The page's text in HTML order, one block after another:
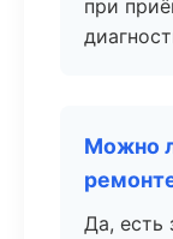
при
Можно
Да, есть